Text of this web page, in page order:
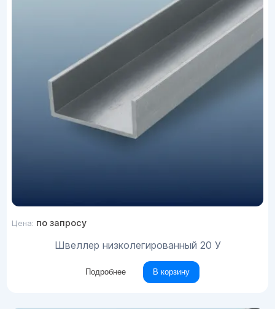
Цена: по запросу
Швеллер низколегированный 20 У
Подробнее В корзину